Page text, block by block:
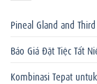
Pineal Gland and
Báo Giá Đặt Tiệc Tất
Kombinasi Tepat